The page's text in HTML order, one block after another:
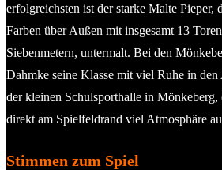
erfolgreichsten ist der starke Malte Pieper,
Farben über Außen mit insgesamt 13
Siebenmetern, untermalt. Bei den
Dahmke seine Klasse mit viel Ruhe in
der kleinen Schulsporthalle in Mönkeberg,
direkt am Spielfeldrand viel Atmosphäre
Stimmen zum Spiel